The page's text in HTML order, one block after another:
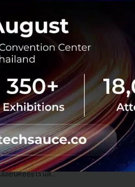
Case Study
ม่รู้เคลมประกันอย่างไร
ช่วยคุณได้ โซลูชั่น
พูดถึงมากที่สุดคำหนึ่งใน
รับว่าดูห่างไกลตัว แม้ผู้
โลยีนี้คืออะไร แต่...